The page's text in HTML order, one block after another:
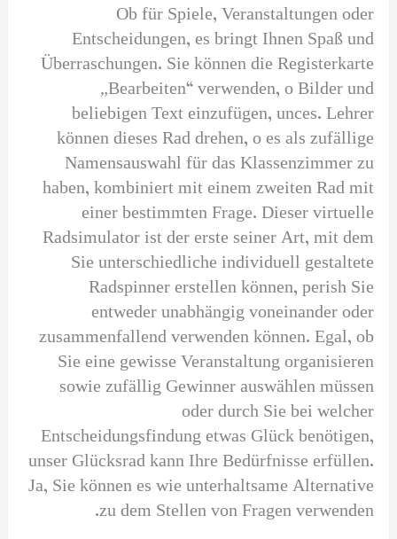
Ob für Spiele, Veranstaltungen oder
Entscheidungen, es bringt Ihnen Spaß und
Überraschungen. Sie können die Registerkarte
„Bearbeiten“ verwenden, o Bilder und
beliebigen Text einzufügen, unces. Lehrer
können dieses Rad drehen, o es als zufällige
Namensauswahl für das Klassenzimmer zu
haben, kombiniert mit einem zweiten Rad mit
einer bestimmten Frage. Dieser virtuelle
Radsimulator ist der erste seiner Art, mit dem
Sie unterschiedliche individuell gestaltete
Radspinner erstellen können, perish Sie
entweder unabhängig voneinander oder
zusammenfallend verwenden können. Egal, ob
Sie eine gewisse Veranstaltung organisieren
sowie zufällig Gewinner auswählen müssen
oder durch Sie bei welcher
Entscheidungsfindung etwas Glück benötigen,
unser Glücksrad kann Ihre Bedürfnisse erfüllen.
Ja, Sie können es wie unterhaltsame Alternative
zu dem Stellen von Fragen verwenden.